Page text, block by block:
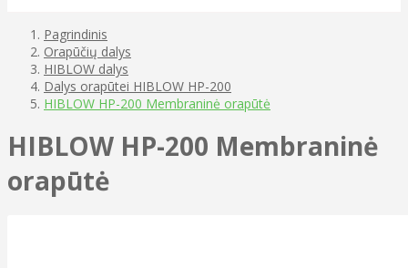
Pagrindinis
Orapūčių dalys
HIBLOW dalys
Dalys orapūtei HIBLOW HP-200
HIBLOW HP-200 Membraninė orapūtė
HIBLOW HP-200 Membraninė
orapūtė